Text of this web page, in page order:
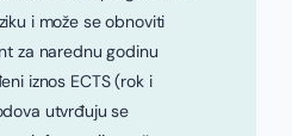
i može se obnoviti
za narednu godinu
iznos ECTS (rok i
utvrđuju se